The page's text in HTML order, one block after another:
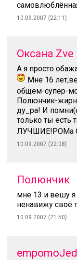
10.09.2007 (22:11)
Оксана Zve
А я просто
Мне 16
общем-супер-
Полюнчик-
ду_ра! И
только ты есть
ЛУЧШИЕ!РОМа
10.09.2007 (22:08)
Полюнчик
мне 13 и вешу я
ненавижу своё
10.09.2007 (21:50)
empomoJed